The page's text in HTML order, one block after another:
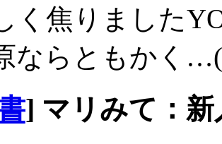
く焦りました
ならともかく
] マリみて：新